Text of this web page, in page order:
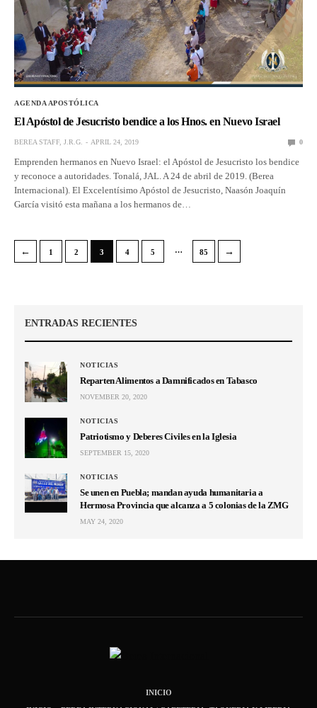
AGENDA APOSTÓLICA
El Apóstol de Jesucristo bendice a los Hnos. en Nuevo Israel
BEREA STAFF, J.R.G. APRIL 24, 2019 0
Emprenden hermanos en Nuevo Israel: el Apóstol de Jesucristo los bendice
y reconoce a autoridades. Tonalá, JAL. A 24 de abril de 2019. (Berea
Internacional). El Excelentísimo Apóstol de Jesucristo, Naasón Joaquín
García visitó esta mañana a los hermanos de…
← 1 2 3 4 5 … 85 →
ENTRADAS RECIENTES
NOTICIAS
Reparten Alimentos a Damnificados en Tabasco
NOVEMBER 20, 2020
NOTICIAS
Patriotismo y Deberes Civiles en la Iglesia
SEPTEMBER 15, 2020
NOTICIAS
Se unen en Puebla; mandan ayuda humanitaria a
Hermosa Provincia que alcanza a 5 colonias de la ZMG
MAY 24, 2020
INICIO